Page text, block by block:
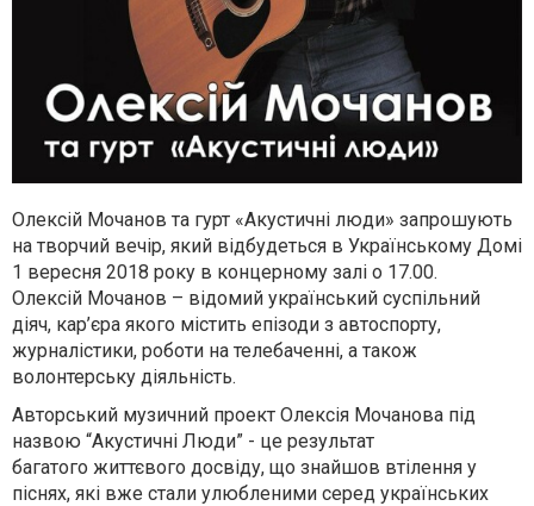
Олексій Мочанов та гурт «Акустичні люди» запрошують
на творчий вечір, який відбудеться в Українському Домі
1 вересня 2018 року в концерному залі о 17.00.
Олексій Мочанов – відомий український суспільний
діяч, кар’єра якого містить епізоди з автоспорту,
журналістики, роботи на телебаченні, а також
волонтерську діяльність.
Авторський музичний проект Олексія Мочанова під
назвою “Акустичні Люди” - це результат
багатого життєвого досвіду, що знайшов втілення у
піснях, які вже стали улюбленими серед українських